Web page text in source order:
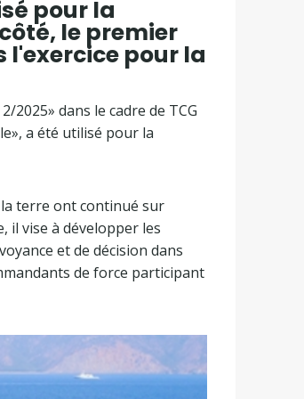
pour la
le premier
l'exercice pour la
2025» dans le cadre de TCG
a été utilisé pour la
terre ont continué sur
il vise à développer les
et de décision dans
de force participant